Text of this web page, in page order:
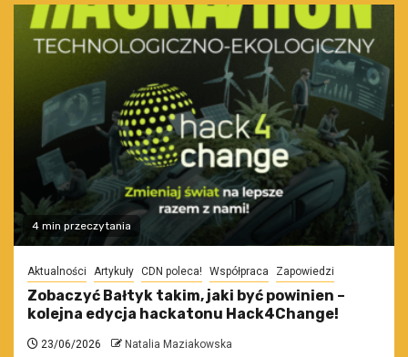
4 min przeczytania
Aktualności Artykuły CDN poleca! Współpraca Zapowiedzi
Zobaczyć Bałtyk takim, jaki być powinien –
kolejna edycja hackatonu Hack4Change!
23/06/2026 Natalia Maziakowska